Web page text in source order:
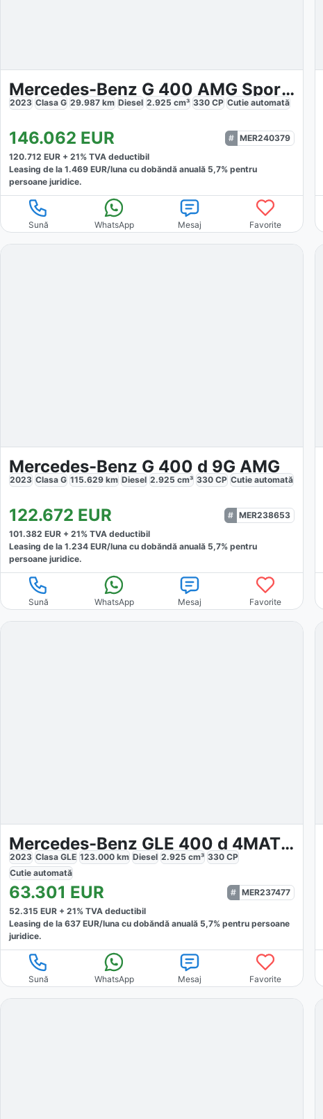
Mercedes-Benz G 400 AMG Sport Superior NIGHT
2023 Clasa G 29.987 km Diesel 2.925 cm³ 330 CP Cutie automată
146.062 EUR
MER240379
120.712 EUR + 21% TVA deductibil
Leasing de la 1.469 EUR/luna cu dobăndă anuală 5,7% pentru
persoane juridice.
Sună WhatsApp Mesaj Favorite
Mercedes-Benz G 400 d 9G AMG
2023 Clasa G 115.629 km Diesel 2.925 cm³ 330 CP Cutie automată
122.672 EUR
MER238653
101.382 EUR + 21% TVA deductibil
Leasing de la 1.234 EUR/luna cu dobăndă anuală 5,7% pentru
persoane juridice.
Sună WhatsApp Mesaj Favorite
Mercedes-Benz GLE 400 d 4MATIC AMG line
2023 Clasa GLE 123.000 km Diesel 2.925 cm³ 330 CP
Cutie automată
63.301 EUR
MER237477
52.315 EUR + 21% TVA deductibil
Leasing de la 637 EUR/luna cu dobăndă anuală 5,7% pentru persoane
juridice.
Sună WhatsApp Mesaj Favorite